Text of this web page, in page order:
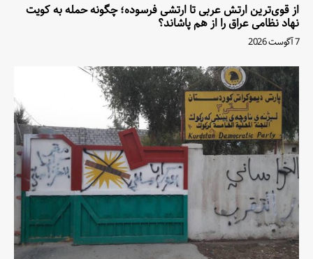
از قوی‌ترین ارتش عربی تا ارتشی فرسوده؛ چگونه حمله به کویت
نهاد نظامی عراق را از هم پاشاند؟
7 آگوست 2026